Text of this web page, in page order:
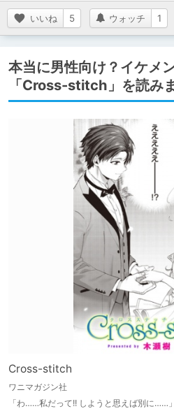
いいね 5 ウォッチ 1
本当に男性向け？イケメ
「Cross-stitch」を読みま
Cross-stitch
ワニマガジン社
「わ……私だって!! しようと思えば別に……」